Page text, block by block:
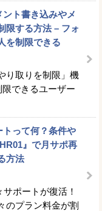
ント書き込みやメ
限する方法 – フォ
を制限できる
り取りを制限」機
できるユーザー
トって何？条件や
』で月サポ再
方法
ポートが復活！
のプラン料金が割